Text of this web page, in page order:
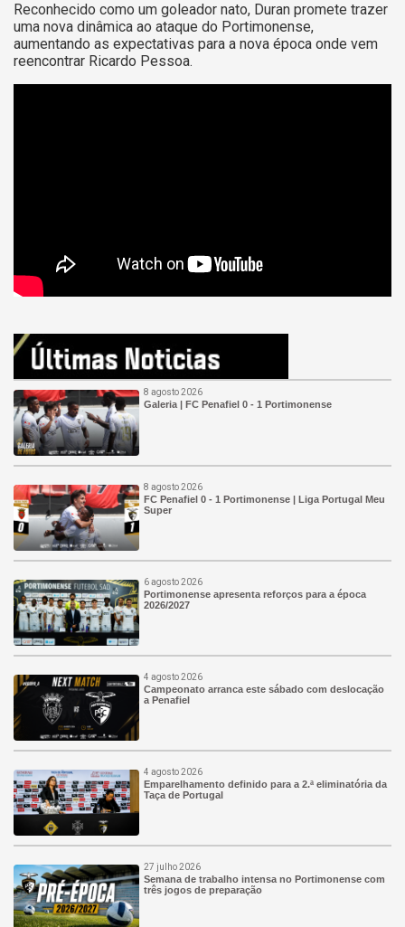
Reconhecido como um goleador nato, Duran promete trazer
uma nova dinâmica ao ataque do Portimonense,
aumentando as expectativas para a nova época onde vem
reencontrar Ricardo Pessoa.
8 agosto 2026
Galeria | FC Penafiel 0 - 1 Portimonense
8 agosto 2026
FC Penafiel 0 - 1 Portimonense | Liga Portugal Meu
Super
6 agosto 2026
Portimonense apresenta reforços para a época
2026/2027
4 agosto 2026
Campeonato arranca este sábado com deslocação
a Penafiel
4 agosto 2026
Emparelhamento definido para a 2.ª eliminatória da
Taça de Portugal
27 julho 2026
Semana de trabalho intensa no Portimonense com
três jogos de preparação